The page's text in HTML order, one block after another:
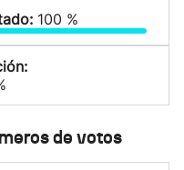
100 %
de votos